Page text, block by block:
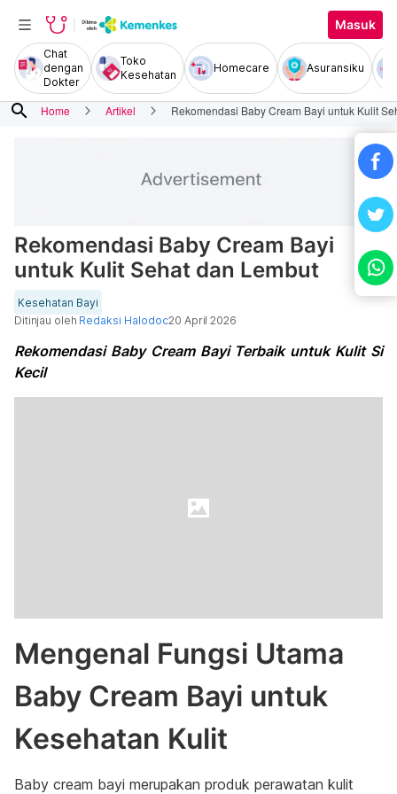
Masuk
Chat
dengan
Dokter
Toko
Kesehatan
Homecare Asuransiku
search Home Artikel Rekomendasi Baby Cream Bayi untuk Kulit
Rekomendasi Baby Cream Bayi
untuk Kulit Sehat dan Lembut
Kesehatan Bayi
Ditinjau oleh Redaksi Halodoc20 April 2026
Rekomendasi Baby Cream Bayi Terbaik untuk Kulit Si
Kecil
Mengenal Fungsi Utama
Baby Cream Bayi untuk
Kesehatan Kulit
Baby cream bayi merupakan produk perawatan kulit